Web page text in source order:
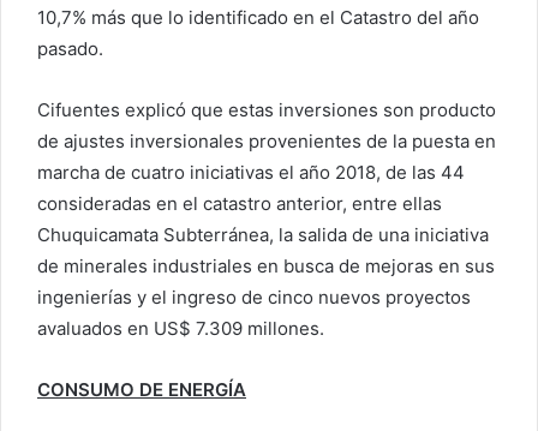
10,7% más que lo identificado en el Catastro del año
pasado.
Cifuentes explicó que estas inversiones son producto
de ajustes inversionales provenientes de la puesta en
marcha de cuatro iniciativas el año 2018, de las 44
consideradas en el catastro anterior, entre ellas
Chuquicamata Subterránea, la salida de una iniciativa
de minerales industriales en busca de mejoras en sus
ingenierías y el ingreso de cinco nuevos proyectos
avaluados en US$ 7.309 millones.
CONSUMO DE ENERGÍA